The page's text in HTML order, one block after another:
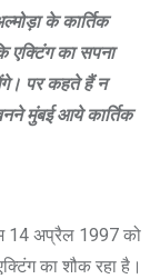
के कार्तिक
एक्टिंग का सपना
पर कहते हैं न
मुंबई आये कार्तिक
14 अप्रैल 1997 को
का शौक रहा है।